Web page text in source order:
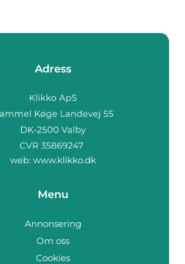
Adress
web: www.klikko.dk
Menu
Annonsering
Om oss
Cookies